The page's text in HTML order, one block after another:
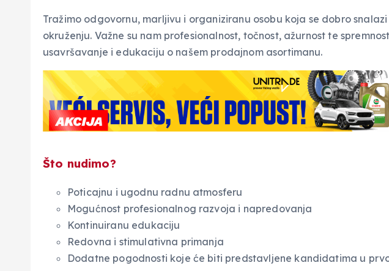
Tražimo odgovornu, marljivu i organiziranu osobu koja se dobro
okruženju. Važne su nam profesionalnost, točnost, ažurnost te
usavršavanje i edukaciju o našem prodajnom asortimanu.
Što nudimo?
Poticajnu i ugodnu radnu atmosferu
Mogućnost profesionalnog razvoja i napredovanja
Kontinuiranu edukaciju
Redovna i stimulativna primanja
Dodatne pogodnosti koje će biti predstavljene kandidatima u